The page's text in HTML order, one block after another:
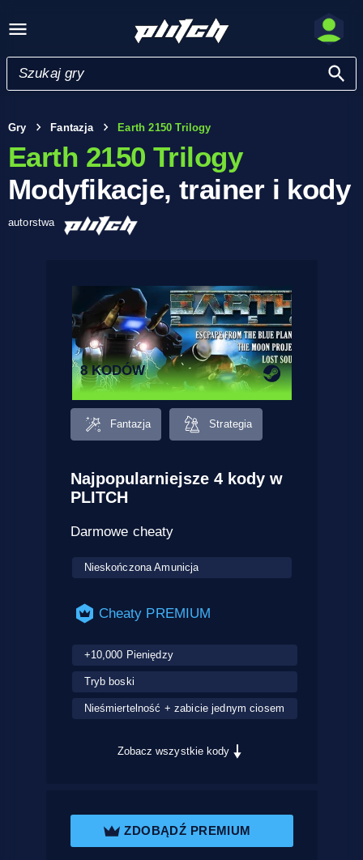
Gry Fantazja Earth 2150 Trilogy
Earth 2150 Trilogy
Modyfikacje, trainer i kody
autorstwa
8 KODÓW
Fantazja Strategia
Najpopularniejsze 4 kody w
PLITCH
Darmowe cheaty
Nieskończona Amunicja
Cheaty PREMIUM
+10,000 Pieniędzy
Tryb boski
Nieśmiertelność + zabicie jednym ciosem
Zobacz wszystkie kody
ZDOBĄDŹ PREMIUM